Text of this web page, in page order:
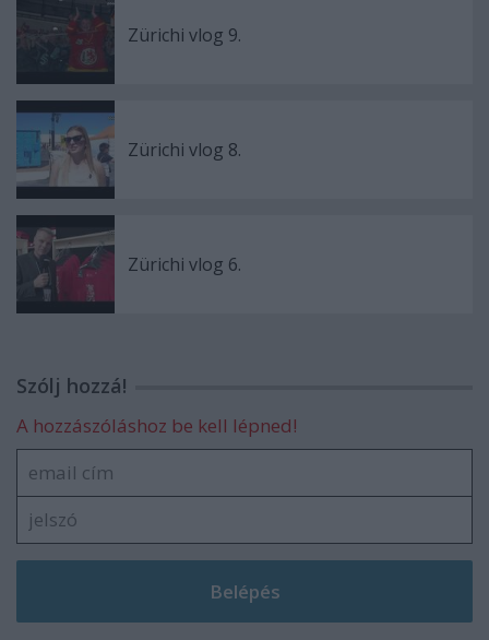
Zürichi vlog 9.
Zürichi vlog 8.
Zürichi vlog 6.
Szólj hozzá!
A hozzászóláshoz be kell lépned!